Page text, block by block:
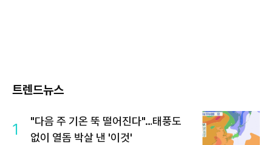
트렌드뉴스
1
"다음 주 기온 뚝 떨어진다"…태풍도
없이 열돔 박살 낸 '이것'